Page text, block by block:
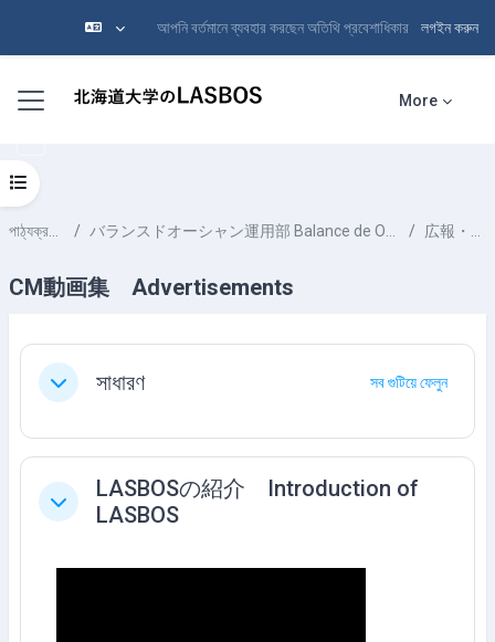
আপনি বর্তমানে ব্যবহার করছেন অতিথি প্রবেশাধিকার লগইন করুন
Side panel More
পাঠ্যক্রমসমূহ バランスドオーシャン運用部 Balance de Ocean Team 広報・展示
CM動画集 Advertisements
Open course index
Section outline
Collapseসাধারণ সব গুটিয়ে ফেলুন
Collapse
LASBOSの紹介 Introduction of
LASBOS